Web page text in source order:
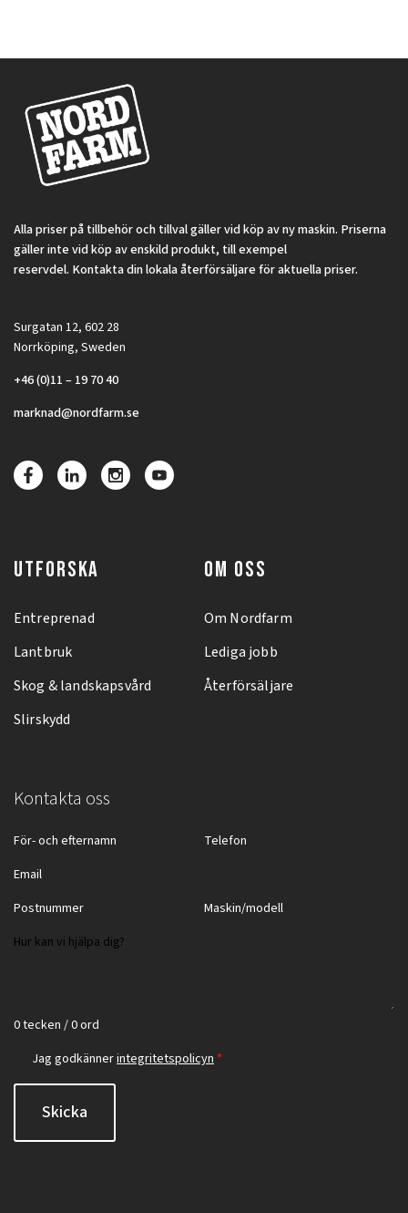
Alla priser på tillbehör och tillval gäller vid köp av ny maskin. Priserna
gäller inte vid köp av enskild produkt, till exempel
reservdel. Kontakta din lokala återförsäljare för aktuella priser.
Surgatan 12, 602 28
Norrköping, Sweden
+46 (0)11 – 19 70 40
marknad@nordfarm.se
UTFORSKA
Entreprenad
Lantbruk
Skog & landskapsvård
Slirskydd
OM OSS
Om Nordfarm
Lediga jobb
Återförsäljare
Kontakta oss
0 tecken / 0 ord
Jag godkännerintegritetspolicyn *
Skicka